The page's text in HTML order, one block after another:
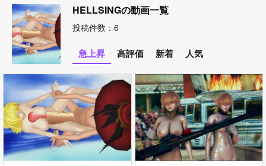
HELLSINGの動画一覧
投稿件数：6
急上昇 高評価 新着 人気